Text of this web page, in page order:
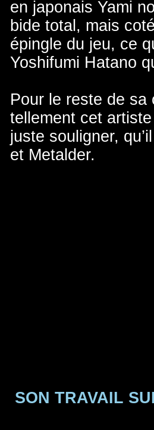
en japonais Yami
bide total, mais
épingle du jeu, ce
Yoshifumi Hatano
Pour le reste de sa
tellement cet
juste souligner,
et Metalder.
SON TRAVAIL